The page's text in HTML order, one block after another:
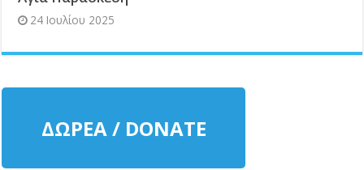
24 Ιουλίου 2025
ΔΩΡΕΑ / DONATE